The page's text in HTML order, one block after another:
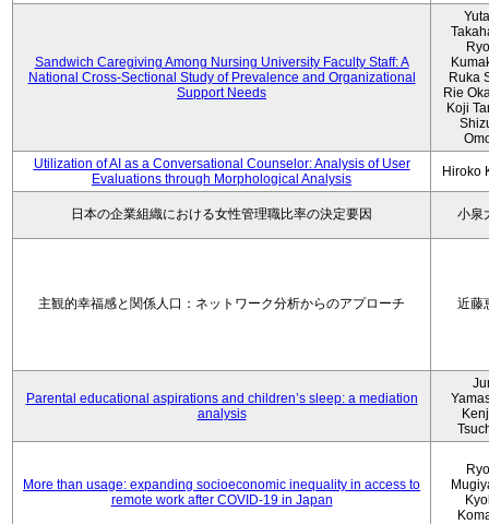
Sandwich Caregiving Among Nursing University Faculty Staff: A
National Cross-Sectional Study of Prevalence and Organizational
Support Needs
Ruka
Rie
Koji
Utilization of AI as a Conversational Counselor: Analysis of User
Evaluations through Morphological Analysis
Hiroko
日本の企業組織における女性管理職比率の決定要因 小泉
主観的幸福感と関係人口：ネットワーク分析からのアプローチ 近藤
Parental educational aspirations and children’s sleep: a mediation
analysis
More than usage: expanding socioeconomic inequality in access to
remote work after COVID-19 in Japan